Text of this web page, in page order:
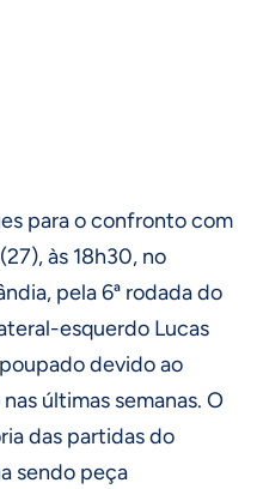
para o confronto com
às 18h30, no
pela 6ª rodada do
esquerdo Lucas
devido ao
últimas semanas. O
das partidas do
sendo peça